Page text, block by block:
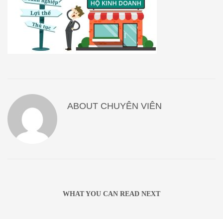
ABOUT CHUYÊN VIÊN
WHAT YOU CAN READ NEXT